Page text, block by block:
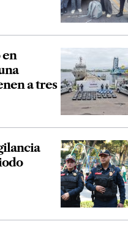
en
a tres